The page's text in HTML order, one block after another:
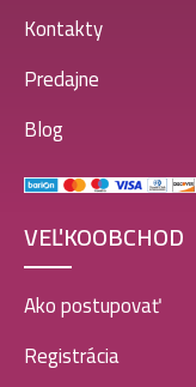
Kontakty
Predajne
Blog
VEĽKOOBCHOD
Ako postupovať
Registrácia